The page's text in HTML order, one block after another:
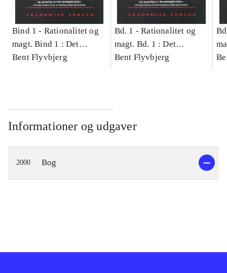
Bind 1 - Rationalitet og
magt. Bind 1 : Det
konkretes videnskab
Bent Flyvbjerg
Bd. 1 -Rationalitet og
magt. Bd. 1 : Det
konkretes videnskab
Bent Flyvbjerg
Informationer og udgaver
2000 Bog